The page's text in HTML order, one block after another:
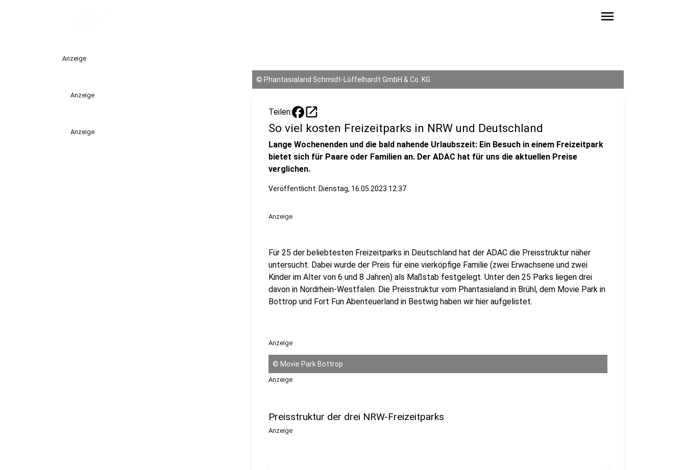
menu
Anzeige
Anzeige
Anzeige
© Phantasialand Schmidt-Löffelhardt GmbH & Co. KG
Teilen: open_in_new
So viel kosten Freizeitparks in NRW und Deutschland
Lange Wochenenden und die bald nahende Urlaubszeit: Ein Besuch in einem Freizeitpark
bietet sich für Paare oder Familien an. Der ADAC hat für uns die aktuellen Preise
verglichen.
Veröffentlicht: Dienstag, 16.05.2023 12:37
Anzeige
Für 25 der beliebtesten Freizeitparks in Deutschland hat der ADAC die Preisstruktur näher
untersucht. Dabei wurde der Preis für eine vierköpfige Familie (zwei Erwachsene und zwei
Kinder im Alter von 6 und 8 Jahren) als Maßstab festgelegt. Unter den 25 Parks liegen drei
davon in Nordrhein-Westfalen. Die Preisstruktur vom Phantasialand in Brühl, dem Movie Park in
Bottrop und Fort Fun Abenteuerland in Bestwig haben wir hier aufgelistet.
Anzeige
© Movie Park Bottrop
Anzeige
Preisstruktur der drei NRW-Freizeitparks
Anzeige